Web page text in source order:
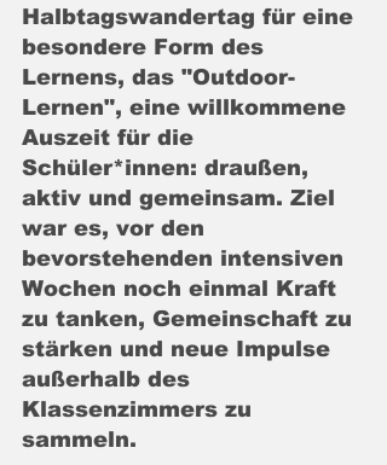
Halbtagswandertag für eine
besondere Form des
Lernens, das "Outdoor-
Lernen", eine willkommene
Auszeit für die
Schüler*innen: draußen,
aktiv und gemeinsam. Ziel
war es, vor den
bevorstehenden intensiven
Wochen noch einmal Kraft
zu tanken, Gemeinschaft zu
stärken und neue Impulse
außerhalb des
Klassenzimmers zu
sammeln.